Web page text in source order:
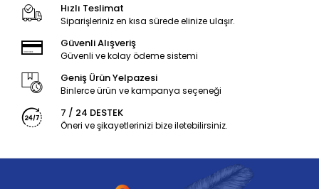
Hızlı Teslimat
Siparişleriniz en kısa sürede elinize ulaşır.
Güvenli Alışveriş
Güvenli ve kolay ödeme sistemi
Geniş Ürün Yelpazesi
Binlerce ürün ve kampanya seçeneği
7 / 24 DESTEK
Öneri ve şikayetlerinizi bize iletebilirsiniz.